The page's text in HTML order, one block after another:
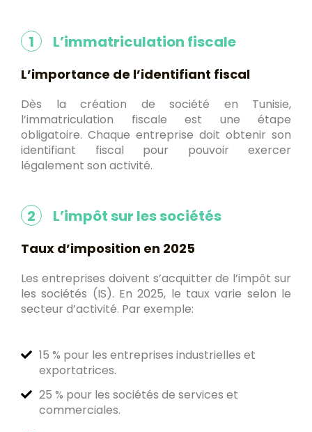
1 L’immatriculation fiscale
L’importance de l’identifiant fiscal
Dès la création de société en Tunisie,
l’immatriculation fiscale est une étape
obligatoire. Chaque entreprise doit obtenir son
identifiant fiscal pour pouvoir exercer
légalement son activité.
2 L’impôt sur les sociétés
Taux d’imposition en 2025
Les entreprises doivent s’acquitter de l’impôt sur
les sociétés (IS). En 2025, le taux varie selon le
secteur d’activité. Par exemple:
15 % pour les entreprises industrielles et
exportatrices.
25 % pour les sociétés de services et
commerciales.